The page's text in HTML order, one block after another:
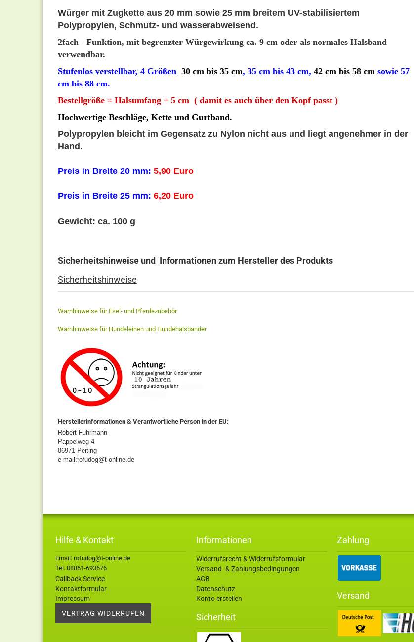
Würger mit Zugkette aus 20 mm sowie 25 mm breitem UV-stabilisiertem
Polypropylen, Schmutz- und wasserabweisend.
2fach - Funktion, mit begrenzter Würgewirkung ca. 9 cm oder als normales Halsband
verwendbar.
Stufenlos verstellbar, 4 Größen 30 cm bis 35 cm, 35 cm bis 43 cm, 42 cm bis 58 cm sowie 57
cm bis 88 cm.
Bestellgröße = Halsumfang + 5 cm ( damit es auch über den Kopf passt )
Hochwertige Beschläge, Kette und Gurtband.
Polypropylen bleicht im Gegensatz zu Nylon nicht aus und liegt angenehmer in der
Hand.
Preis in Breite 20 mm: 5,90 Euro
Preis in Breite 25 mm: 6,20 Euro
Gewicht: ca. 100 g
Sicherheitshinweise und Informationen zum Hersteller des Produkts
Sicherheitshinweise
Warnhinweise für Esel- und Pferdezubehör
Warnhinweise für Hundeleinen und Hundehalsbänder
Herstellerinformationen & Verantwortliche Person in der EU:
Robert Fuhrmann
Pappelweg 4
86971 Peiting
e-mail:rofudog@t-online.de
Hilfe & Kontakt
Email: rofudog@t-online.de
Tel: 08861-693676
Callback Service
Kontaktformular
Impressum
VERTRAG WIDERRUFEN
Informationen
Widerrufsrecht & Widerrufsformular
Versand- & Zahlungsbedingungen
AGB
Datenschutz
Konto erstellen
Sicherheit
Zahlung
Versand